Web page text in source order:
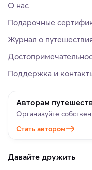
О нас
Подарочные
Журнал о
Поддержка и
Авторам
Организуйте
Стать автором
Давайте дружить